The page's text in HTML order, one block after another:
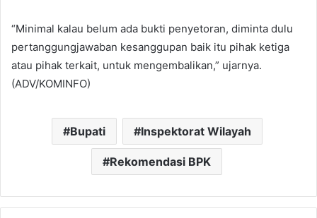
“Minimal kalau belum ada bukti penyetoran, diminta dulu
pertanggungjawaban kesanggupan baik itu pihak ketiga
atau pihak terkait, untuk mengembalikan,” ujarnya.
(ADV/KOMINFO)
Bupati Inspektorat Wilayah
Rekomendasi BPK